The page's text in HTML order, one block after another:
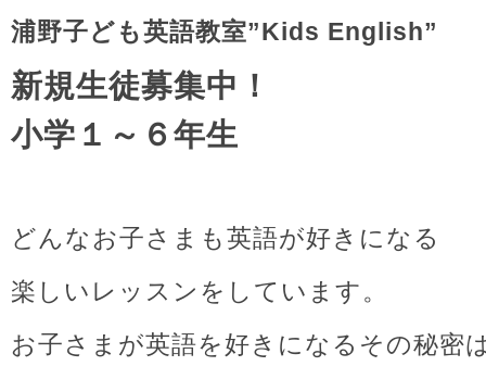
浦野子ども英語教室”Kids English”
新規生徒募集中！
小学１～６年生
どんなお子さまも英語が好きになる
楽しいレッスンをしています。
お子さまが英語を好きになるその秘密